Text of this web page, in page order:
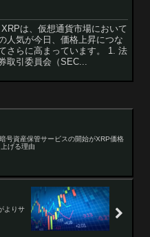
は、仮想通貨市場において
人気が今日、価格上昇につな
さらに高まっています。 1. 法
取引委員会（SEC...
号資産保管サービスの開始がXRP価格
げる理由
よりサ